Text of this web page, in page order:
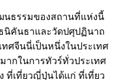
นธรรมของสถานที่แห่งนี้
นิคันธาและวัดปศุปฏินาถ
ศจีนนี่เป็นหนึ่งในประเทศ
ากในการทัวร์ทั่วประเทศ
ที่เที่ยวญี่ปุ่นได้แก่ ที่เที่ยว